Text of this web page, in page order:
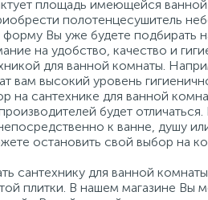
площадь имеющейся ванной
полотенцесушитель
Вы уже будете подбирать
на удобство, качество и
для ванной комнаты.
вам высокий уровень
на сантехнике для ванной
будет
к ванне, душу
остановить свой выбор на
сантехнику для ванной
плитки. В нашем магазине Вы